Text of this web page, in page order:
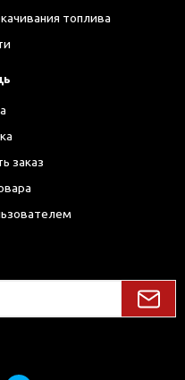
топлива
заказ